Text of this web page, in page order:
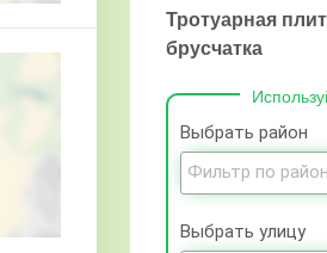
Тротуарная
брусчатка
Выбрать район
Выбрать улицу